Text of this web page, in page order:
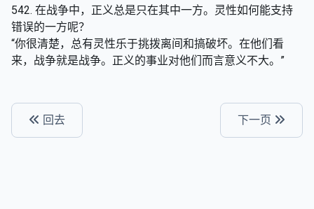
542. 在战争中，正义总是只在其中一方。灵性如何能支持
错误的一方呢？
“你很清楚，总有灵性乐于挑拨离间和搞破坏。在他们看
来，战争就是战争。正义的事业对他们而言意义不大。”
回去 下一页